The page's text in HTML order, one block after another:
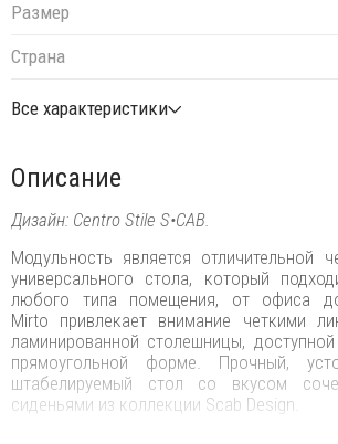
Размер
Страна
Все характеристики
Описание
Дизайн: Centro Stile S•CAB.
Модульность является отличительной
универсального стола, который
любого типа помещения, от офиса
Mirto привлекает внимание четкими
ламинированной столешницы,
прямоугольной форме.‎ Прочный,
штабелируемый стол со вкусом
сиденьями из коллекции Scab Design.‎